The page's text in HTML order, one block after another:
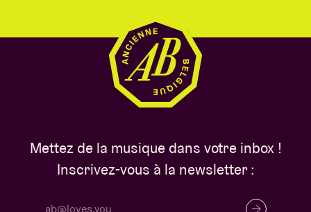
Mettez de la musique dans votre inbox !
Inscrivez-vous à la newsletter :